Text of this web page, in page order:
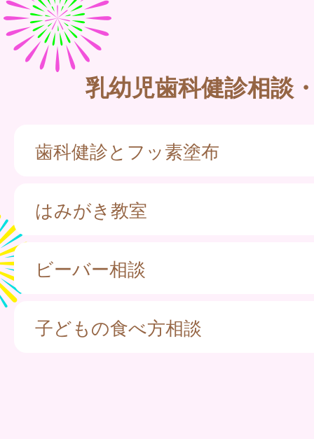
乳幼児歯科健診相談
歯科健診とフッ素塗布
はみがき教室
ビーバー相談
子どもの食べ方相談